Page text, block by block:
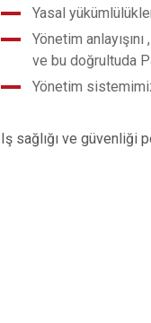
Yasal
Yönetim
ve bu doğrultuda
Yönetim
Iş sağlığı ve güvenliği